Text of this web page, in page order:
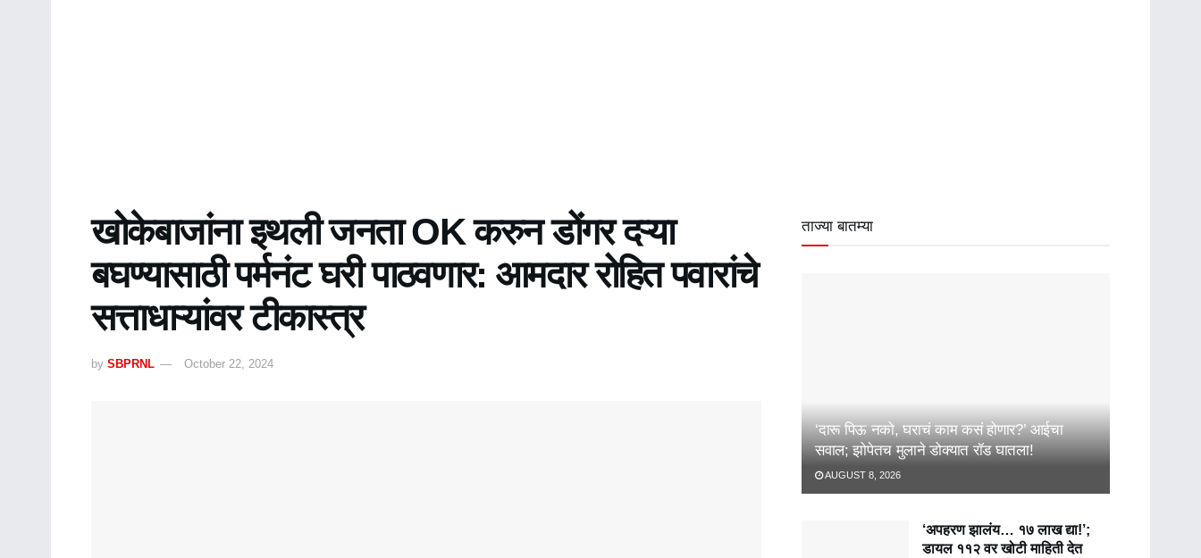
खोकेबाजांना इथली जनता OK करुन डोंगर दऱ्या
बघण्यासाठी पर्मनंट घरी पाठवणार: आमदार रोहित पवारांचे
सत्ताधाऱ्यांवर टीकास्त्र
by SBPRNL October 22, 2024
ताज्या बातम्या
‘दारू पिऊ नको, घराचं काम कसं होणार?’ आईचा
सवाल; झोपेतच मुलाने डोक्यात रॉड घातला!
AUGUST 8, 2026
‘अपहरण झालंय… १७ लाख द्या!’;
डायल ११२ वर खोटी माहिती देत